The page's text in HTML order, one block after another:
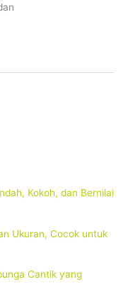
Kokoh, dan Bernilai
Ukuran, Cocok untuk
Cantik yang